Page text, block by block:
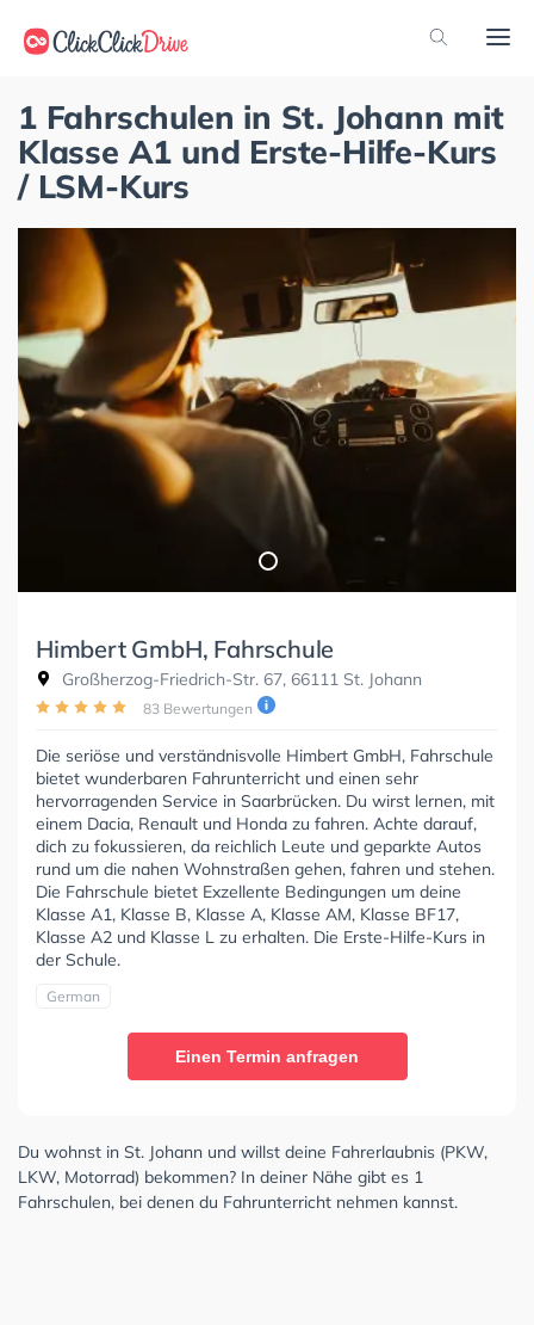
1 Fahrschulen in St. Johann mit
Klasse A1 und Erste-Hilfe-Kurs
/ LSM-Kurs
Himbert GmbH, Fahrschule
Großherzog-Friedrich-Str. 67, 66111 St. Johann
83 Bewertungen
Die seriöse und verständnisvolle Himbert GmbH, Fahrschule
bietet wunderbaren Fahrunterricht und einen sehr
hervorragenden Service in Saarbrücken. Du wirst lernen, mit
einem Dacia, Renault und Honda zu fahren. Achte darauf,
dich zu fokussieren, da reichlich Leute und geparkte Autos
rund um die nahen Wohnstraßen gehen, fahren und stehen.
Die Fahrschule bietet Exzellente Bedingungen um deine
Klasse A1, Klasse B, Klasse A, Klasse AM, Klasse BF17,
Klasse A2 und Klasse L zu erhalten. Die Erste-Hilfe-Kurs in
der Schule.
German
Einen Termin anfragen
Du wohnst in St. Johann und willst deine Fahrerlaubnis (PKW,
LKW, Motorrad) bekommen? In deiner Nähe gibt es 1
Fahrschulen, bei denen du Fahrunterricht nehmen kannst.